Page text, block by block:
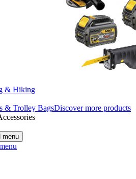
& Hiking
& Trolley BagsDiscover more products
menu